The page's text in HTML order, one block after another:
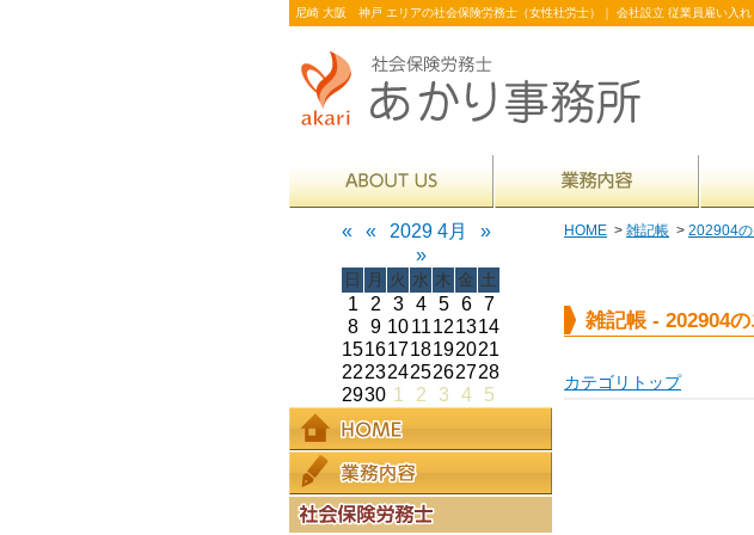
尼崎 大阪 神戸 エリアの社会保険労務士（女性社労士）｜ 会社設立 従業員雇い入
HOME > 雑記帳 > 202904の
雑記帳 - 202904
カテゴリトップ
« « 2029 4月
»
»
日 月 火 水 木 金 土
1 2 3 4 5 6
7
8
9 1011121314
15161718192021
22232425262728
2930 1 2 3 4 5